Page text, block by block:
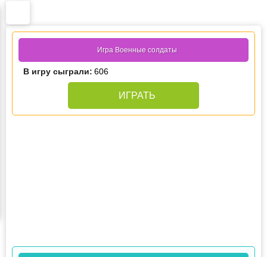
Игра Военные солдаты
В игру сыграли: 606
ИГРАТЬ